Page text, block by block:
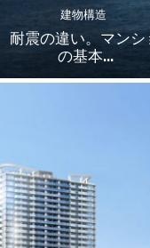
建物構造
耐震の違い。マン
の基本...